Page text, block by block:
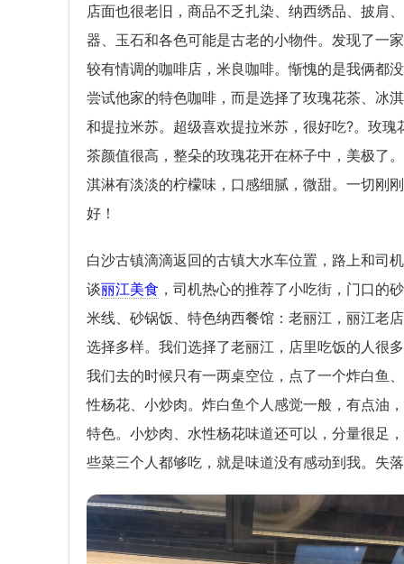
店面也很老旧，商品不乏扎染、纳西绣品、披肩
器、玉石和各色可能是古老的小物件。发现了一
较有情调的咖啡店，米良咖啡。惭愧的是我俩都
尝试他家的特色咖啡，而是选择了玫瑰花茶、冰
和提拉米苏。超级喜欢提拉米苏，很好吃?。玫瑰
茶颜值很高，整朵的玫瑰花开在杯子中，美极了
淇淋有淡淡的柠檬味，口感细腻，微甜。一切刚刚
好！
白沙古镇滴滴返回的古镇大水车位置，路上和司
谈丽江美食 ，司机热心的推荐了小吃街，门口的
米线、砂锅饭、特色纳西餐馆：老丽江，丽江老
选择多样。我们选择了老丽江，店里吃饭的人很
我们去的时候只有一两桌空位，点了一个炸白鱼
性杨花、小炒肉。炸白鱼个人感觉一般，有点油
特色。小炒肉、水性杨花味道还可以，分量很足
些菜三个人都够吃，就是味道没有感动到我。失